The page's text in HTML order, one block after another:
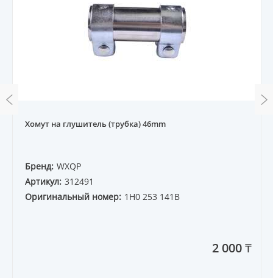
Хомут на глушитель (трубка) 46mm
Бренд: WXQP
Артикул: 312491
Оригинальный номер: 1H0 253 141B
2 000 ₸